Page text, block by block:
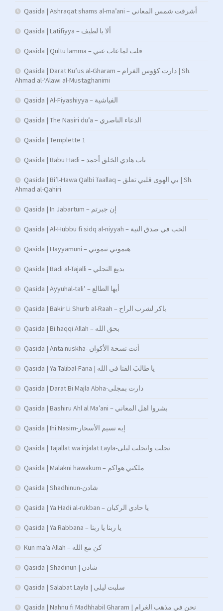
Qasida | Ashraqat shams al-ma’ani – أشرقت شمس المعاني
Qasida | Latifiyya – ألا يا لطيف
Qasida | Qultu lamma – قلت لما غاب عني
Qasida | Darat Ku’us al-Gharam – دارت كؤوس الغرام | Sh.
Ahmad al-‘Alawi al-Mustaghanimi
Qasida | Al-Fiyashiyya – الفياشية
Qasida | The Nasiri du’a – الدعاء الناصري
Qasida | Templette 1
Qasida | Babu Hadi – ﺑﺎب ﻫﺎدي اﻟﺨﻠﻖ أﺣﻤﺪ
Qasida | Bi’l-Hawa Qalbi Taallaq – بي الهوى قلبي تعلق | Sh.
Ahmad al-Qahiri
Qasida | In Jabartum – إن جبرتم
Qasida | Al-Hubbu fi sidq al-niyyah – الحب في صدق النية
Qasida | Hayyamuni – هيموني تيموني
Qasida | Badi al-Tajalli – بديع التجلي
Qasida | Ayyuhal-tali’ – أيها الطالع
Qasida | Bakir Li Shurb al-Raah – باكر لشرب الراح
Qasida | Bi haqqi Allah – بحق الله
Qasida | Anta nuskha- أنت نسخة الأكوان
Qasida | Ya Talibal-Fana | يا طالبَ الفنا في الله
Qasida | Darat Bi Majla Abha-دارت بمجلى
Qasida | Bashiru Ahl al Ma’ani – بشروا اهل المعاني
Qasida | Ihi Nasim-إيه نسيم الأسحار
Qasida | Tajallat wa injalat Layla-تجلت وانجلت ليلى
Qasida | Malakni hawakum – ملكني هواكم
Qasida | Shadhinun-شادن
Qasida | Ya Hadi al-rukban – يا حادي الركبان
Qasida | Ya Rabbana – يا ربنا يا ربنا
Kun ma’a Allah – كن مع الله
Qasida | Shadinun | شادن
Qasida | Salabat Layla | سلبت ليلى
Qasida | Nahnu fi Madhhabil Gharam | نحن في مذهب الغرام